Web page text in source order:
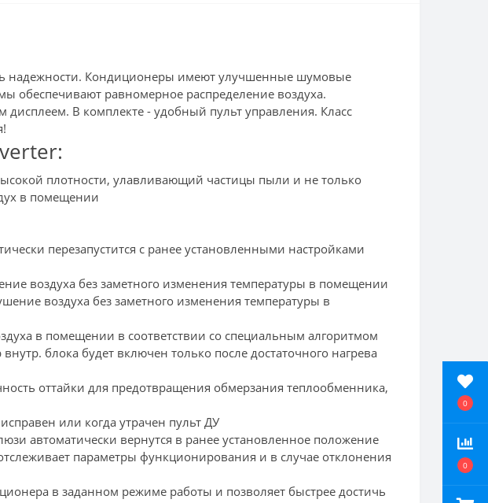
0
0
надежности. Кондиционеры имеют улучшенные шумовые
обеспечивают равномерное распределение воздуха.
В комплекте - удобный пульт управления. Класс
плотности, улавливающий частицы пыли и не только
в помещении
перезапустится с ранее установленными настройками
воздуха без заметного изменения температуры в помещении
воздуха без заметного изменения температуры в
в помещении в соответствии со специальным алгоритмом
блока будет включен только после достаточного нагрева
оттайки для предотвращения обмерзания теплообменника,
или когда утрачен пульт ДУ
автоматически вернутся в ранее установленное положение
параметры функционирования и в случае отклонения
в заданном режиме работы и позволяет быстрее достичь